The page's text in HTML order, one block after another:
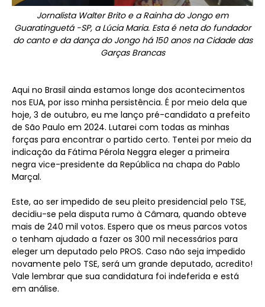
Jornalista Walter Brito e a Rainha do Jongo em
Guaratinguetá -SP, a Lúcia Maria. Esta é neta do fundador
do canto e da dança do Jongo há 150 anos na Cidade das
Garças Brancas
Aqui no Brasil ainda estamos longe dos acontecimentos
nos EUA, por isso minha persistência. É por meio dela que
hoje, 3 de outubro, eu me lanço pré-candidato a prefeito
de São Paulo em 2024. Lutarei com todas as minhas
forças para encontrar o partido certo. Tentei por meio da
indicação da Fátima Pérola Neggra eleger a primeira
negra vice-presidente da República na chapa do Pablo
Marçal.
Este, ao ser impedido de seu pleito presidencial pelo TSE,
decidiu-se pela disputa rumo à Câmara, quando obteve
mais de 240 mil votos. Espero que os meus parcos votos
o tenham ajudado a fazer os 300 mil necessários para
eleger um deputado pelo PROS. Caso não seja impedido
novamente pelo TSE, será um grande deputado, acredito!
Vale lembrar que sua candidatura foi indeferida e está
em análise.